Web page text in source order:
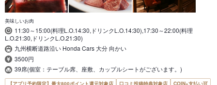
美味しいお肉
11:30～15:00(料理L.O.14:30,ドリンクL.O.14:30),17:30～22:00(料理
L.O.21:30,ドリンクL.O.21:30)
九州横断道路沿い Honda Cars 大分 向かい
3500円
39席(個室：テーブル席、座敷、カップルシートがございます。)
【アプリ予約限定】最大800ポイント還元対象店 口コミ投稿特典対象店 COIN+支払い可